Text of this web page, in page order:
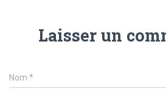
Laisser un
Nom *